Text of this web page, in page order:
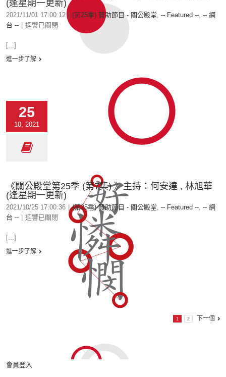
(逢星期一更新)
2021/11/01 17:00:12 (第25季) 贊助節目 - 關公殿堂, -- Featured --, -- 網
台 --
迴響已關閉
[...]
進一步了解
25
10, 2021
《關公殿堂第25季 (第7集) 》主持：何安達 , 林旭華
(逢星期一更新)
2021/10/25 17:00:36 (第25季) 贊助節目 - 關公殿堂, -- Featured --, -- 網
台 --
迴響已關閉
[...]
進一步了解
1 2 下一個
會員登入